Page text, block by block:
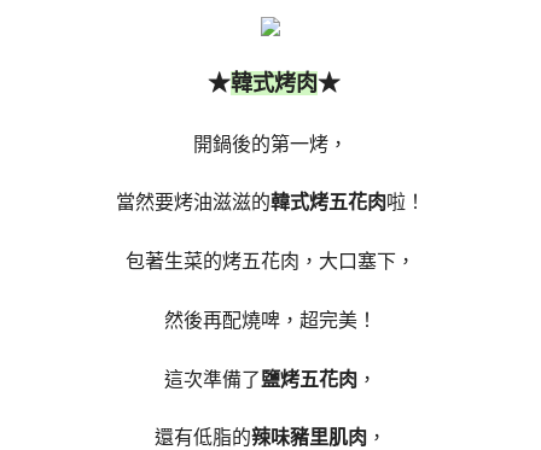
★韓式烤肉★
開鍋後的第一烤，
當然要烤油滋滋的韓式烤五花肉啦！
包著生菜的烤五花肉，大口塞下，
然後再配燒啤，超完美！
這次準備了鹽烤五花肉 ，
還有低脂的辣味豬里肌肉 ，